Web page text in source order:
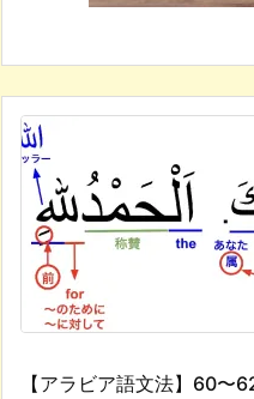
【アラビア語文法】60〜